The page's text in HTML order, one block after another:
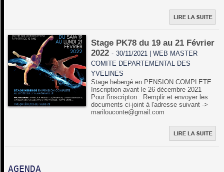
AGENDA
Stage PK78 du 19 au 21 Février
2022 - 30/11/2021 | WEB MASTER
COMITE DEPARTEMENTAL DES
YVELINES
Stage hebergé en PENSION COMPLETE
Inscription avant le 26 décembre 2021
Pour l'inscripton : Remplir et envoyer les
documents ci-joint à l'adresse suivant ->
marilouconte@gmail.com